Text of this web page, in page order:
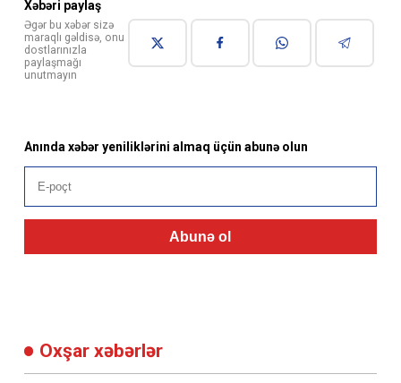
Xəbəri paylaş
Əgər bu xəbər sizə
maraqlı gəldisə, onu
dostlarınızla
paylaşmağı
unutmayın
Anında xəbər yeniliklərini almaq üçün abunə olun
Abunə ol
Oxşar xəbərlər